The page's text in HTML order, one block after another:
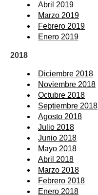
Abril 2019
Marzo 2019
Febrero 2019
Enero 2019
2018
Diciembre 2018
Noviembre 2018
Octubre 2018
Septiembre 2018
Agosto 2018
Julio 2018
Junio 2018
Mayo 2018
Abril 2018
Marzo 2018
Febrero 2018
Enero 2018